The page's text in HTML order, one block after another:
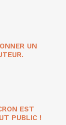
UN
EST
PUBLIC !